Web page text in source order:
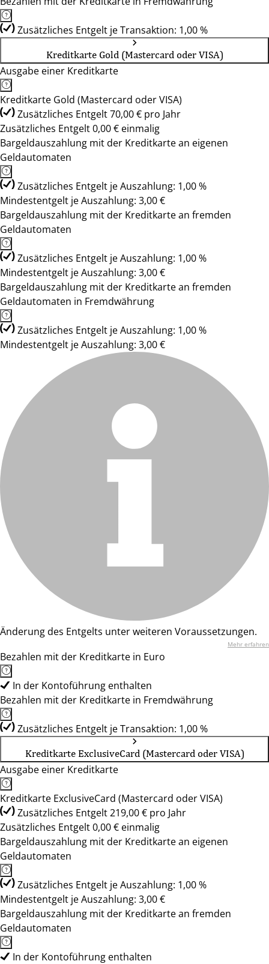
Zusätzliches Entgelt je Transaktion: 1,00 %
Kreditkarte Gold (Mastercard oder VISA)
Ausgabe einer Kreditkarte
Kreditkarte Gold (Mastercard oder VISA)
Zusätzliches Entgelt 70,00 € pro Jahr
Zusätzliches Entgelt 0,00 € einmalig
Bargeldauszahlung mit der Kreditkarte an eigenen
Geldautomaten
Zusätzliches Entgelt je Auszahlung: 1,00 %
Mindestentgelt je Auszahlung: 3,00 €
Bargeldauszahlung mit der Kreditkarte an fremden
Geldautomaten
Zusätzliches Entgelt je Auszahlung: 1,00 %
Mindestentgelt je Auszahlung: 3,00 €
Bargeldauszahlung mit der Kreditkarte an fremden
Geldautomaten in Fremdwährung
Zusätzliches Entgelt je Auszahlung: 1,00 %
Mindestentgelt je Auszahlung: 3,00 €
Änderung des Entgelts unter weiteren Voraussetzungen.
Mehr erfahren
Bezahlen mit der Kreditkarte in Euro
In der Kontoführung enthalten
Bezahlen mit der Kreditkarte in Fremdwährung
Zusätzliches Entgelt je Transaktion: 1,00 %
Kreditkarte ExclusiveCard (Mastercard oder VISA)
Ausgabe einer Kreditkarte
Kreditkarte ExclusiveCard (Mastercard oder VISA)
Zusätzliches Entgelt 219,00 € pro Jahr
Zusätzliches Entgelt 0,00 € einmalig
Bargeldauszahlung mit der Kreditkarte an eigenen
Geldautomaten
Zusätzliches Entgelt je Auszahlung: 1,00 %
Mindestentgelt je Auszahlung: 3,00 €
Bargeldauszahlung mit der Kreditkarte an fremden
Geldautomaten
In der Kontoführung enthalten